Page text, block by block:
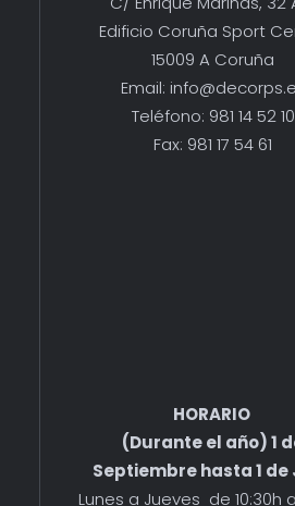
Edificio Coruña Sport
15009 A Coruña
Email:
Teléfono: 981 14 52 10
Fax: 981 17 54 61
HORARIO
(Durante el año) 1
Septiembre hasta 1 de
Lunes a Jueves de 10:30h